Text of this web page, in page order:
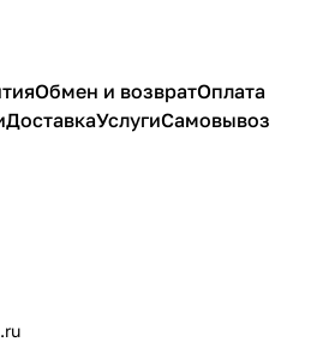
Обмен и возвратОплата
ДоставкаУслугиСамовывоз